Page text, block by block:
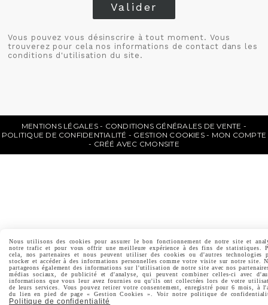
Valider
Vous pouvez vous désinscrire à tout moment. Vous
trouverez pour cela nos informations de contact dans les
conditions d'utilisation du site.
MENTIONS LÉGALES
CONDITIONS GÉNÉRALES DE VENTE
POLITIQUE DE CONFIDENTIALITÉ
GESTION COOKIES
MON COMPTE
CRÉÉ AVEC CMONSITE
Nous utilisons des cookies pour assurer le bon fonctionnement de notre site et
notre trafic et pour vous offrir une meilleure expérience à des fins de statistiques.
cela, nos partenaires et nous peuvent utiliser des cookies ou d'autres technologies
stocker et accéder à des informations personnelles comme votre visite sur notre site.
partageons également des informations sur l'utilisation de notre site avec nos
médias sociaux, de publicité et d'analyse, qui peuvent combiner celles-ci avec
informations que vous leur avez fournies ou qu'ils ont collectées lors de votre
de leurs services. Vous pouvez retirer votre consentement, enregistré pour 6 mois, à
du lien en pied de page « Gestion Cookies ». Voir notre politique de
Politique de confidentialité